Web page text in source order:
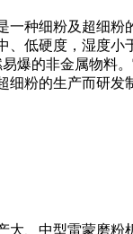
一种细粉及超细粉
、低硬度，湿度小
爆的非金属物料
细粉的生产而研发
大、中型雷蒙磨粉